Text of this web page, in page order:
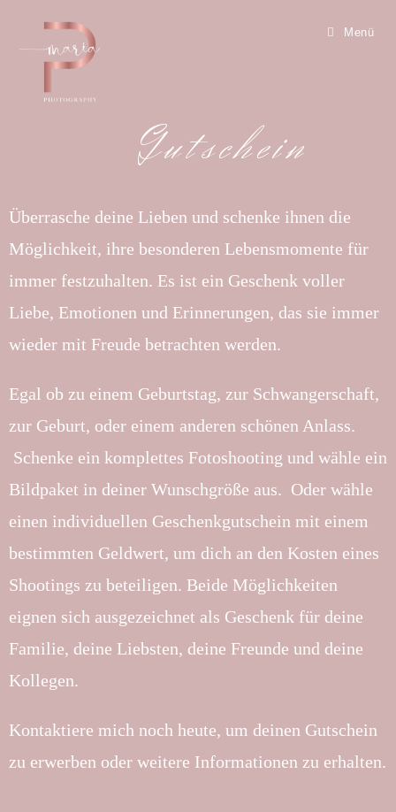
Menü
Gutschein
Überrasche deine Lieben und schenke ihnen die
Möglichkeit, ihre besonderen Lebensmomente für
immer festzuhalten. Es ist ein Geschenk voller
Liebe, Emotionen und Erinnerungen, das sie immer
wieder mit Freude betrachten werden.
Egal ob zu einem Geburtstag, zur Schwangerschaft,
zur Geburt, oder einem anderen schönen Anlass.
Schenke ein komplettes Fotoshooting und wähle ein
Bildpaket in deiner Wunschgröße aus. Oder wähle
einen individuellen Geschenkgutschein mit einem
bestimmten Geldwert, um dich an den Kosten eines
Shootings zu beteiligen. Beide Möglichkeiten
eignen sich ausgezeichnet als Geschenk für deine
Familie, deine Liebsten, deine Freunde und deine
Kollegen.
Kontaktiere mich noch heute, um deinen Gutschein
zu erwerben oder weitere Informationen zu erhalten.